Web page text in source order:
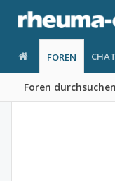
FOREN
Foren durchsuchen
CHAT